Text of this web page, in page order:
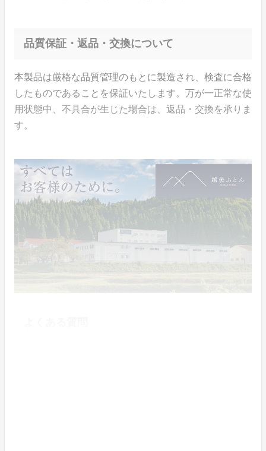
品質保証・返品・交換について
本製品は厳格な品質管理のもとに製造され、検査に合格
したものであることを保証いたします。万が一正常な使
用状態中、不具合が生じた場合は、返品・交換を承りま
す。